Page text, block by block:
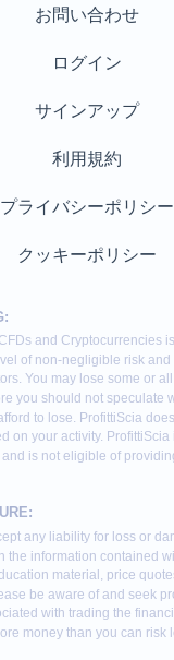
お問い合わせ
ログイン
サインアップ
利用規約
プライバシーポリシー
クッキーポリシー